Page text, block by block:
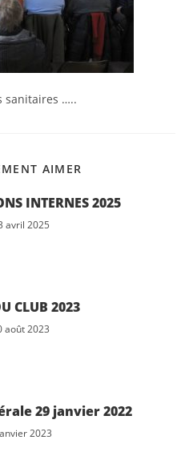
sanitaires …..
AIMER
INTERNES 2025
avril 2025
CLUB 2023
août 2023
29 janvier 2022
2023